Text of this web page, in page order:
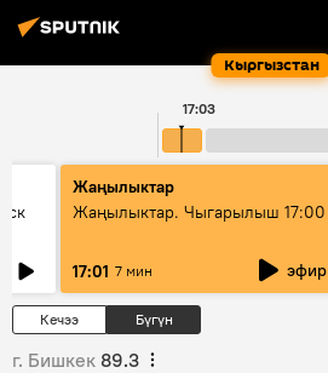
Кыргызстан
17:03
Жаңылыктар
Жаңылыктар. Чыгарылыш 17:00
17:01 7 мин эфир
Кечээ Бүгүн
г. Бишкек 89.3